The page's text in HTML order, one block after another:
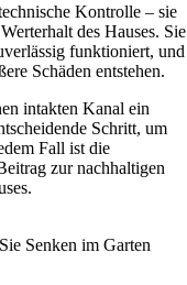
Kontrolle – sie
des Hauses. Sie
funktioniert, und
Schäden entstehen.
intakten Kanal ein
Schritt, um
Fall ist die
zur nachhaltigen
Senken im Garten